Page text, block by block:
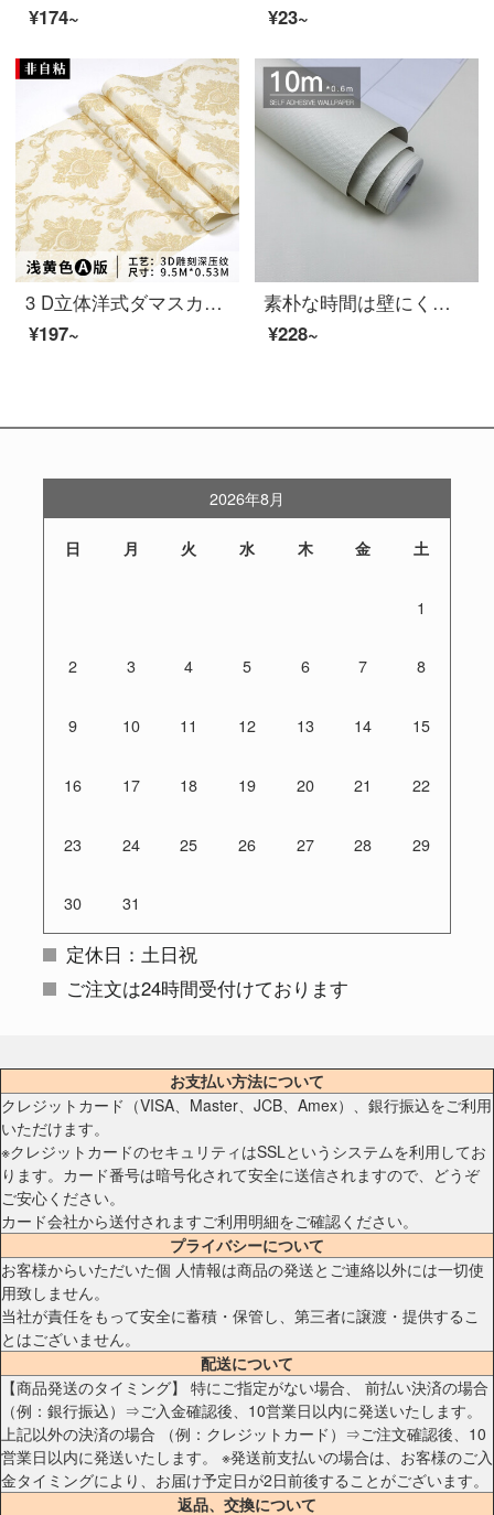
¥174~
¥23~
3 D立体洋式ダマスカス壁紙防水贅沢で暖かい寝室のリビングルーム厚いテレビの背景壁の壁紙A版欧花：浅い黄色（型番：61111）
¥197~
素朴な時間は壁にくっついて無地の壁紙を貼ります。防水防湿ステッカーを貼ります。リビングテレビの背景壁ステッカーを貼ります。
¥228~
2026年8月
日 月 火 水 木 金 土
1
2 3 4 5 6 7 8
9 10 11 12 13 14 15
16 17 18 19 20 21 22
23 24 25 26 27 28 29
30 31
定休日：土日祝
ご注文は24時間受付けております
お支払い方法について
クレジットカード（VISA、Master、JCB、Amex）、銀行振込をご利用
いただけます。
※クレジットカードのセキュリティはSSLというシステムを利用してお
ります。カード番号は暗号化されて安全に送信されますので、どうぞ
ご安心ください。
カード会社から送付されますご利用明細をご確認ください。
プライバシーについて
お客様からいただいた個 人情報は商品の発送とご連絡以外には一切使
用致しません。
当社が責任をもって安全に蓄積・保管し、第三者に譲渡・提供するこ
とはございません。
配送について
【商品発送のタイミング】 特にご指定がない場合、 前払い決済の場合
（例：銀行振込）⇒ご入金確認後、10営業日以内に発送いたします。
上記以外の決済の場合 （例：クレジットカード）⇒ご注文確認後、10
営業日以内に発送いたします。 ※発送前支払いの場合は、お客様のご入
金タイミングにより、お届け予定日が2日前後することがございます。
返品、交換について